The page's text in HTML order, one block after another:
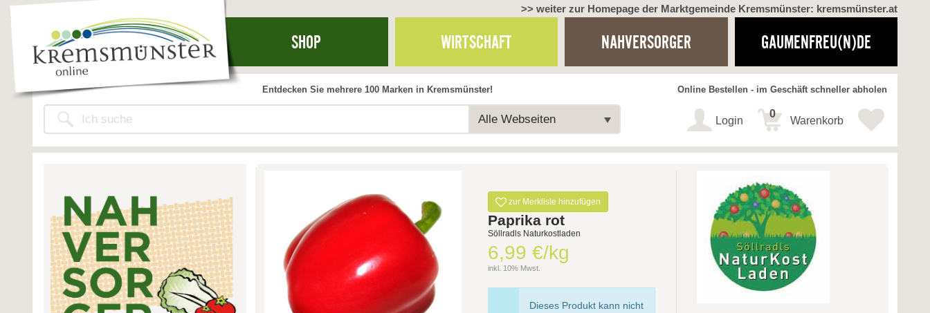
>> weiter zur Homepage der Marktgemeinde Kremsmünster: kremsmünster.at
SHOP WIRTSCHAFT NAHVERSORGER GAUMENFREU(N)DE
Alle Webseiten
Entdecken Sie mehrere 100 Marken in Kremsmünster! Online Bestellen - im Geschäft schneller abholen
Login Warenkorb
0
zur Merkliste hinzufügen
Paprika rot
Söllradls Naturkostladen
6,99 €/kg
inkl. 10% Mwst.
Dieses Produkt kann nicht